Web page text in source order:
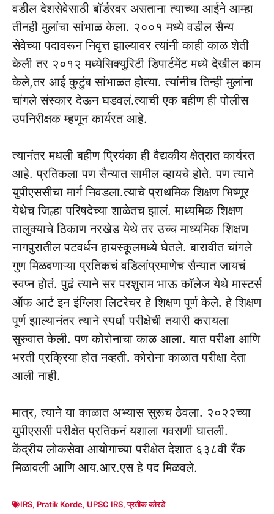
वडील देशसेवेसाठी बॉर्डरवर असताना त्याच्या आईने आम्हा
तीनही मुलांचा सांभाळ केला. २००१ मध्ये वडील सैन्य
सेवेच्या पदावरून निवृत्त झाल्यावर त्यांनी काही काळ शेती
केली तर २०१२ मध्येसिक्युरिटी डिपार्टमेंट मध्ये देखील काम
केले,तर आई कुटुंब सांभाळत होत्या. त्यांनीच तिन्ही मुलांना
चांगले संस्कार देऊन घडवलं.त्याची एक बहीण ही पोलीस
उपनिरीक्षक म्हणून कार्यरत आहे.
त्यानंतर मधली बहीण प्रियंका ही वैद्यकीय क्षेत्रात कार्यरत
आहे. प्रतिकला पण सैन्यात सामील व्हायचे होते. पण त्याने
युपीएससीचा मार्ग निवडला.त्याचे प्राथमिक शिक्षण भिष्णूर
येथेच जिल्हा परिषदेच्या शाळेतच झालं. माध्यमिक शिक्षण
तालुक्याचे ठिकाण नरखेड येथे तर उच्च माध्यमिक शिक्षण
नागपुरातील पटवर्धन हायस्कूलमध्ये घेतले. बारावीत चांगले
गुण मिळवणाऱ्या प्रतिकचं वडिलांप्रमाणेच सैन्यात जायचं
स्वप्न होतं. पुढं त्याने सर परशुराम भाऊ कॉलेज येथे मास्टर्स
ऑफ आर्ट इन इंग्लिश लिटरेचर हे शिक्षण पूर्ण केले. हे शिक्षण
पूर्ण झाल्यानंतर त्याने स्पर्धा परीक्षेची तयारी करायला
सुरुवात केली. पण कोरोनाचा काळ आला. यात परीक्षा आणि
भरती प्रक्रिया होत नव्हती. कोरोना काळात परीक्षा देता
आली नाही.
मात्र, त्याने या काळात अभ्यास सुरूच ठेवला. २०२२च्या
युपीएससी परीक्षेत प्रतिकनं यशाला गवसणी घातली.
केंद्रीय लोकसेवा आयोगाच्या परीक्षेत देशात ६३८वी रँक
मिळावली आणि आय.आर.एस हे पद मिळवले.
IRS, Pratik Korde, UPSC IRS,प्रतीक कोरडे